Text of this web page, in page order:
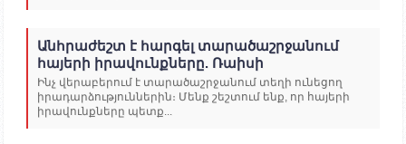
Անհրաժեշտ է հարգել տարածաշրջանում
հայերի իրավունքները. Ռաիսի
Ինչ վերաբերում է տարածաշրջանում տեղի ունեցող
իրադարձություններին։ Մենք շեշտում ենք, որ հայերի
իրավունքները պետք...